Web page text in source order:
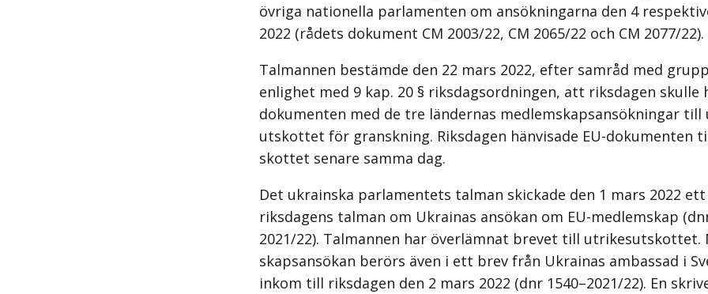
övriga nationella parlamenten om ansökningarna den 4
2022 (rådets dokument CM 2003/22, CM 2065/22 och CM 2077/22).
Talmannen bestämde den 22 mars 2022, efter samråd med
enlighet med 9 kap. 20 § riksdagsordningen, att riksdagen skulle
dokumenten med de tre ländernas medlemskapsansökningar
utskottet för granskning. Riksdagen hänvisade EU-
skottet senare samma dag.
Det ukrainska parlamentets talman skickade den 1 mars 2022
riksdagens talman om Ukrainas ansökan om EU-medlemskap
2021/22). Talmannen har överlämnat brevet till utrikesutskottet.
skaps­ansökan berörs även i ett brev från Ukrainas ambassad i
inkom till riksdagen den 2 mars 2022 (dnr 1540–2021/22). En